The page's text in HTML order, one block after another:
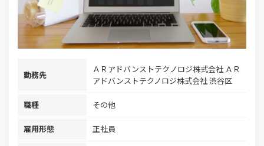
勤務先
ＡＲアドバンストテクノロジ株式会社 ＡＲ
アドバンストテクノロジ株式会社 渋谷区
職種 その他
雇用形態 正社員